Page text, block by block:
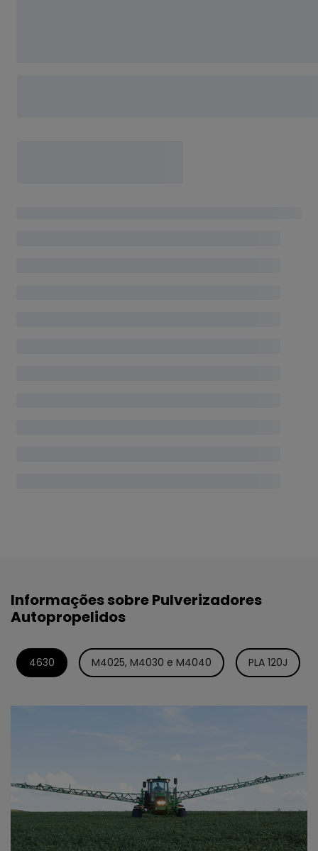
Informações sobre Pulverizadores
Autopropelidos
4630 M4025, M4030 e M4040 PLA 120J